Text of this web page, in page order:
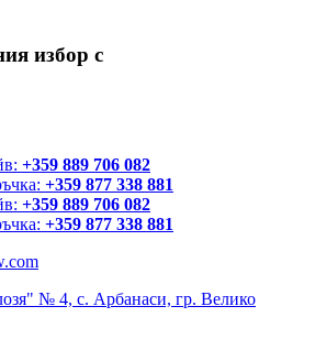
избор с
+359 889 706 082
+359 877 338 881
+359 889 706 082
+359 877 338 881
№ 4, с. Арбанаси, гр. Велико